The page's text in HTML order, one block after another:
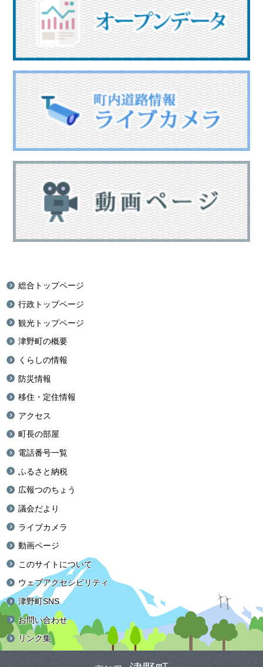
総合トップページ
行政トップページ
観光トップページ
津野町の概要
くらしの情報
防災情報
移住・定住情報
アクセス
町長の部屋
電話番号一覧
ふるさと納税
広報つのちょう
議会だより
ライブカメラ
動画ページ
このサイトについて
ウェブアクセシビリティ
津野町SNS
お問い合わせ
リンク集